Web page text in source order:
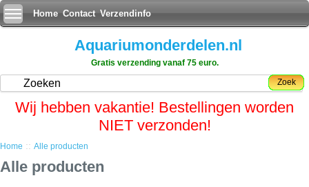
Home Contact Verzendinfo
Aquariumonderdelen.nl
Gratis verzending vanaf 75 euro.
Zoek
Wij hebben vakantie! Bestellingen worden
NIET verzonden!
Home :: Alle producten
Alle producten